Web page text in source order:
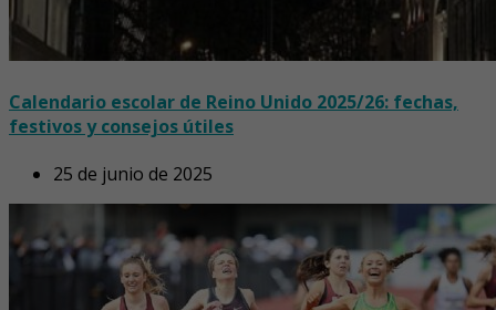
Calendario escolar de Reino Unido 2025/26: fechas,
festivos y consejos útiles
25 de junio de 2025